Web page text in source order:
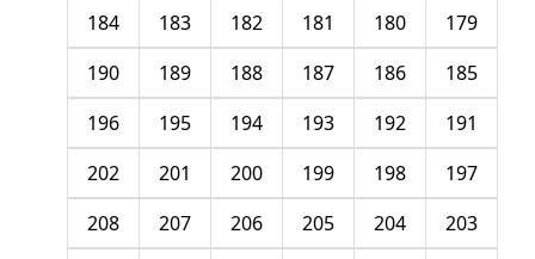
179
180
181
182
183
184
185
186
187
188
189
190
191
192
193
194
195
196
197
198
199
200
201
202
203
204
205
206
207
208